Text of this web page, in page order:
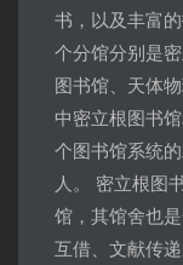
书，以及丰富
个分馆分别是
图书馆、天体
中密立根图书
个图书馆系统
人。 密立根图
馆，其馆舍也
互借、文献传